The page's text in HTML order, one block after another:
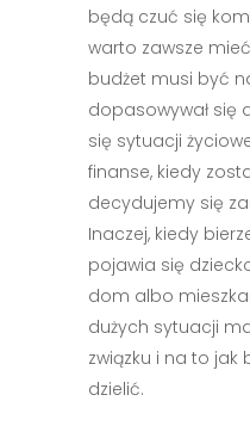
będą czuć się
warto zawsze
budżet musi być
dopasowywał się
się sytuacji
finanse, kiedy
decydujemy się
Inaczej, kiedy
pojawia się
dom albo
dużych sytuacji
związku i na to jak
dzielić.